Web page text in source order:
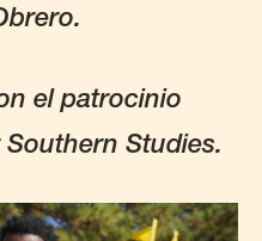
el patrocinio
Studies.